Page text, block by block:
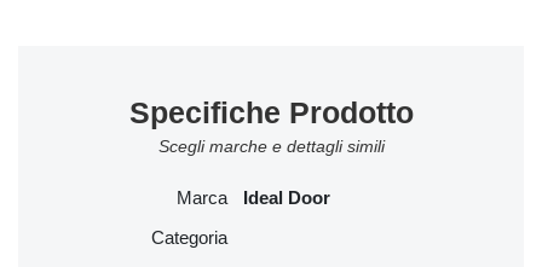
Specifiche Prodotto
Scegli marche e dettagli simili
Marca Ideal Door
Categoria